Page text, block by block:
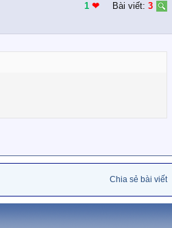
1 ❤︎ Bài viết: 3
Chia sẻ bài viết